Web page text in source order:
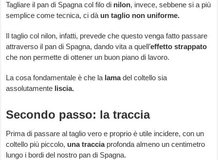
Tagliare il pan di Spagna col filo di nilon, invece, sebbene si a più
semplice come tecnica, ci dà un taglio non uniforme.
Il taglio col nilon, infatti, prevede che questo venga fatto passare
attraverso il pan di Spagna, dando vita a quell’effetto strappato
che non permette di ottener un buon piano di lavoro.
La cosa fondamentale è che la lamadel coltello sia
assolutamente liscia.
Secondo passo: la traccia
Prima di passare al taglio vero e proprio è utile incidere, con un
coltello più piccolo, una tracciaprofonda almeno un centimetro
lungo i bordi del nostro pan di Spagna.